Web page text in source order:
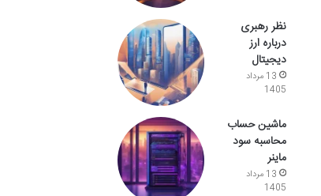
نظر رهبری
درباره ارز
دیجیتال
13 مرداد
1405
ماشین حساب
محاسبه سود
ماینر
13 مرداد
1405